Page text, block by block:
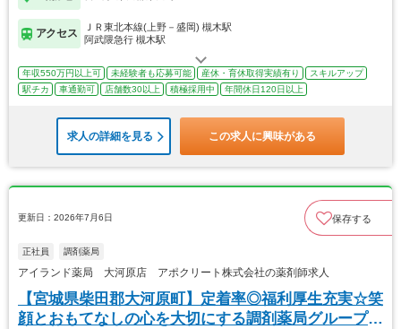
アクセス
ＪＲ東北本線(上野－盛岡) 槻木駅
阿武隈急行 槻木駅
年収550万円以上可 未経験者も応募可能 産休・育休取得実績有り
スキルアップ
駅チカ
車通勤可 店舗数30以上 積極採用中 年間休日120日以上
求人の詳細を見る この求人に興味がある
更新日：2026年7月6日 保存する
正社員 調剤薬局
アイランド薬局 大河原店 アポクリート株式会社の薬剤師求人
【宮城県柴田郡大河原町】定着率◎福利厚生充実☆笑
顔とおもてなしの心を大切にする調剤薬局グループで